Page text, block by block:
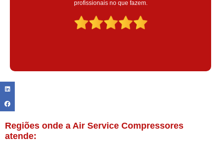
Claudinei excelente profissional!
Regiões onde a Air Service Compressores
atende: